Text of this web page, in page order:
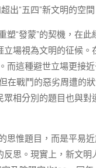
出“五四”新文明的空間
“發蒙”的契機，在此
場視為文明的征候。
而這種避世立場更接
在戰鬥的惡劣周遭的
相分別的題目也與對
惟題目，而是平易
思。現實上，新文